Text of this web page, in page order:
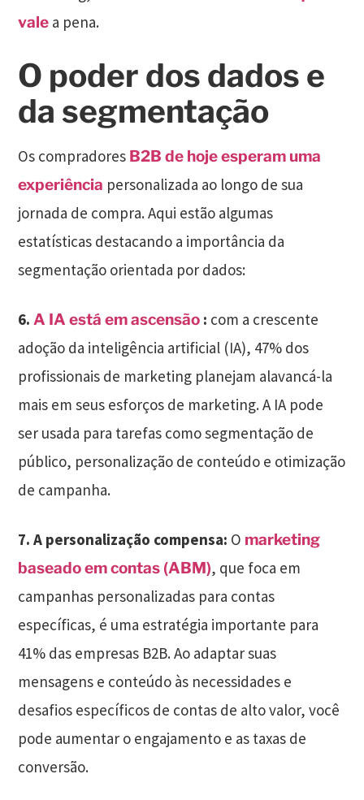
vale a pena.
O poder dos dados e
da segmentação
Os compradores B2B de hoje esperam uma
experiência personalizada ao longo de sua
jornada de compra. Aqui estão algumas
estatísticas destacando a importância da
segmentação orientada por dados:
6.A IA está em ascensão : com a crescente
adoção da inteligência artificial (IA), 47% dos
profissionais de marketing planejam alavancá-la
mais em seus esforços de marketing. A IA pode
ser usada para tarefas como segmentação de
público, personalização de conteúdo e otimização
de campanha.
7.A personalização compensa: O marketing
baseado em contas (ABM), que foca em
campanhas personalizadas para contas
específicas, é uma estratégia importante para
41% das empresas B2B. Ao adaptar suas
mensagens e conteúdo às necessidades e
desafios específicos de contas de alto valor, você
pode aumentar o engajamento e as taxas de
conversão.